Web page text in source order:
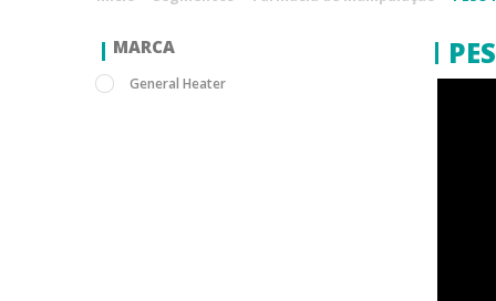
MARCA
General Heater